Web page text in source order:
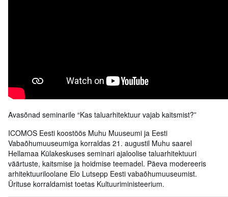
Avasõnad seminarile “Kas taluarhitektuur vajab kaitsmist?”
ICOMOS Eesti koostöös Muhu Muuseumi ja Eesti
Vabaõhumuuseumiga korraldas 21. augustil Muhu saarel
Hellamaa Külakeskuses seminari ajaloolise taluarhitektuuri
väärtuste, kaitsmise ja hoidmise teemadel. Päeva modereeris
arhitektuuriloolane Elo Lutsepp Eesti vabaõhumuuseumist.
Ürituse korraldamist toetas Kultuuriministeerium.